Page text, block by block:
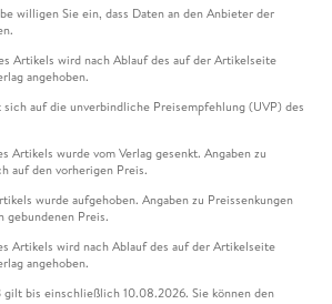
willigen Sie ein, dass Daten an den Anbieter der
Artikels wird nach Ablauf des auf der Artikelseite
angehoben.
auf die unverbindliche Preisempfehlung (UVP) des
Artikels wurde vom Verlag gesenkt. Angaben zu
auf den vorherigen Preis.
wurde aufgehoben. Angaben zu Preissenkungen
gebundenen Preis.
Artikels wird nach Ablauf des auf der Artikelseite
angehoben.
gilt bis einschließlich 10.08.2026. Sie können den